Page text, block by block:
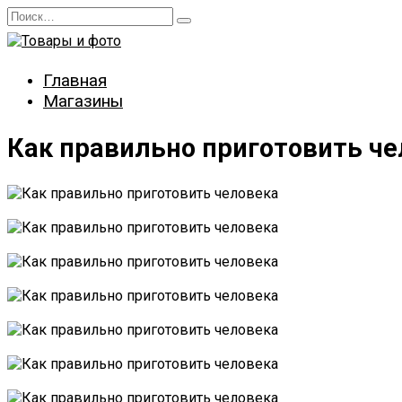
Перейти
к
содержанию
Search
for:
Главная
Магазины
Как правильно приготовить